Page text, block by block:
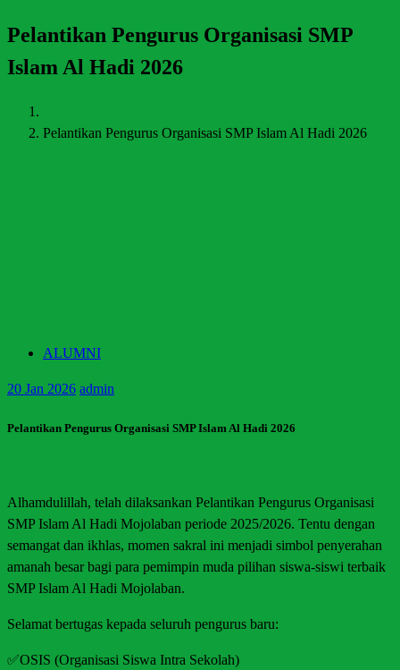
Pelantikan Pengurus Organisasi SMP
Islam Al Hadi 2026
Pelantikan Pengurus Organisasi SMP Islam Al Hadi 2026
ALUMNI
20 Jan 2026 admin
Pelantikan Pengurus Organisasi SMP Islam Al Hadi 2026
Alhamdulillah, telah dilaksankan Pelantikan Pengurus Organisasi
SMP Islam Al Hadi Mojolaban periode 2025/2026. Tentu dengan
semangat dan ikhlas, momen sakral ini menjadi simbol penyerahan
amanah besar bagi para pemimpin muda pilihan siswa-siswi terbaik
SMP Islam Al Hadi Mojolaban.
Selamat bertugas kepada seluruh pengurus baru:
✅OSIS (Organisasi Siswa Intra Sekolah)